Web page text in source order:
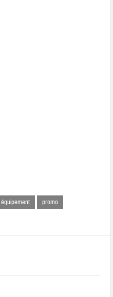
équipement
promo